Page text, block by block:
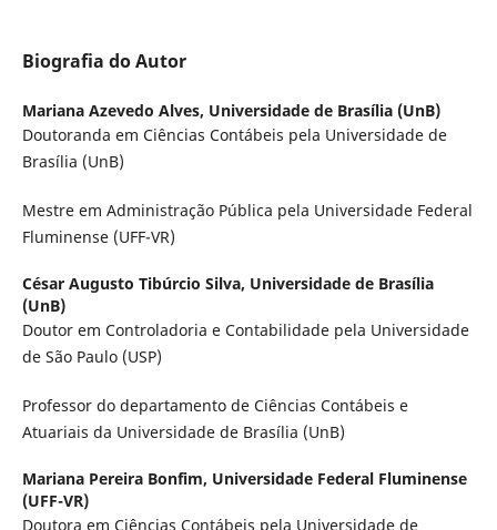
Biografia do Autor
Mariana Azevedo Alves, Universidade de Brasília (UnB)
Doutoranda em Ciências Contábeis pela Universidade de
Brasília (UnB)
Mestre em Administração Pública pela Universidade Federal
Fluminense (UFF-VR)
César Augusto Tibúrcio Silva, Universidade de Brasília
(UnB)
Doutor em Controladoria e Contabilidade pela Universidade
de São Paulo (USP)
Professor do departamento de Ciências Contábeis e
Atuariais da Universidade de Brasília (UnB)
Mariana Pereira Bonfim, Universidade Federal Fluminense
(UFF-VR)
Doutora em Ciências Contábeis pela Universidade de